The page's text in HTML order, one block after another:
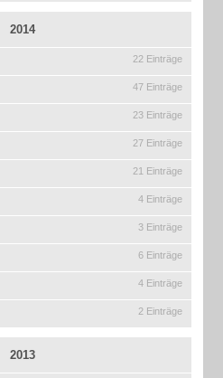
2014
22 Einträge
47 Einträge
23 Einträge
27 Einträge
21 Einträge
4 Einträge
3 Einträge
6 Einträge
4 Einträge
2 Einträge
2013